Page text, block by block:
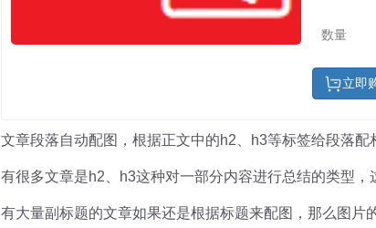
数量
立即
文章段落自动配图，根据正文中的h2、h3等标签给段落配
有很多文章是h2、h3这种对一部分内容进行总结的类型，
有大量副标题的文章如果还是根据标题来配图，那么图片